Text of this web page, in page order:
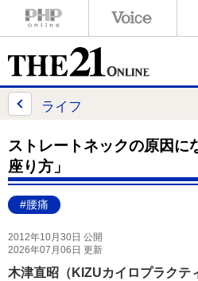
ライフ
ストレートネックの原因に
座り方」
#腰痛
2012年10月30日 公開
2026年07月06日 更新
木津直昭（KIZUカイロプラクテ